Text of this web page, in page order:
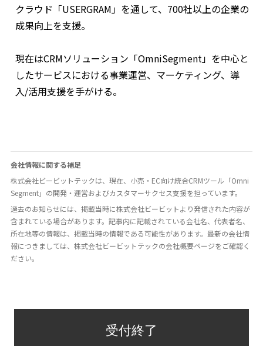
クラウド「USERGRAM」を通して、700社以上の企業の
成果向上を支援。
現在はCRMソリューション「OmniSegment」を中心と
したサービスにおける事業運営、マーケティング、導
入/活用支援を手がける。
会社情報に関する補足
株式会社ビービットテックは、現在、小売・EC向け統合CRMツール「Omni
Segment」の開発・運営およびカスタマーサクセス支援を担っています。
過去のお知らせには、掲載当時に株式会社ビービットより発信された内容が
含まれている場合があります。記事内に記載されている会社名、代表者名、
所在地等の情報は、掲載当時の情報である可能性があります。最新の会社情
報につきましては、株式会社ビービットテックの会社概要ページをご確認く
ださい。
受付終了